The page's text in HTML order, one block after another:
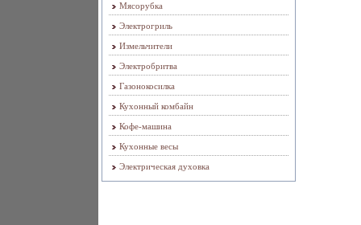
Мясорубка
Электрогриль
Измельчители
Электробритва
Газонокосилка
Кухонный комбайн
Кофе-машина
Кухонные весы
Электрическая духовка